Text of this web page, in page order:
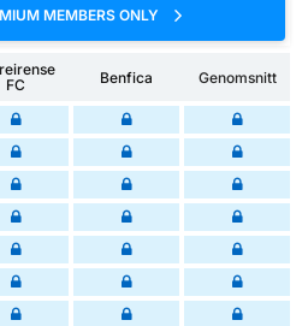
MEMBERS ONLY
FC
Benfica Genomsnitt